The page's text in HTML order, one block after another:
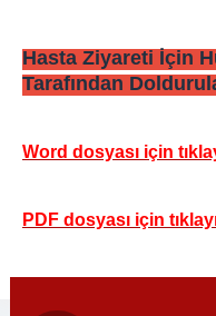
Hasta Ziyareti İçin
Tarafından
Word dosyası için
PDF dosyası için